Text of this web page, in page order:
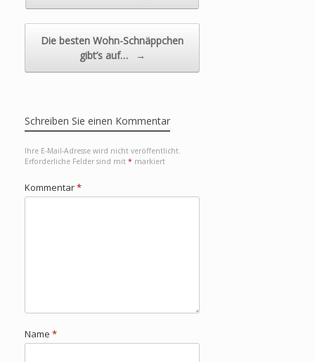
Die besten Wohn-Schnäppchen
gibt’s auf…
→
Schreiben Sie einen Kommentar
Ihre E-Mail-Adresse wird nicht veröffentlicht.
Erforderliche Felder sind mit * markiert
Kommentar*
Name *